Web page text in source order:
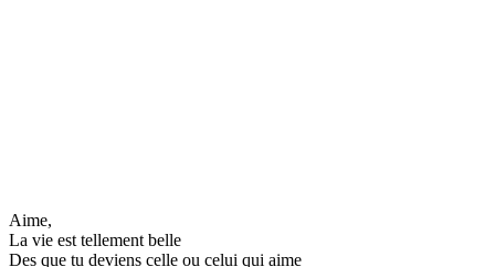
Aime,
La vie est tellement belle
Des que tu deviens celle ou celui qui aime